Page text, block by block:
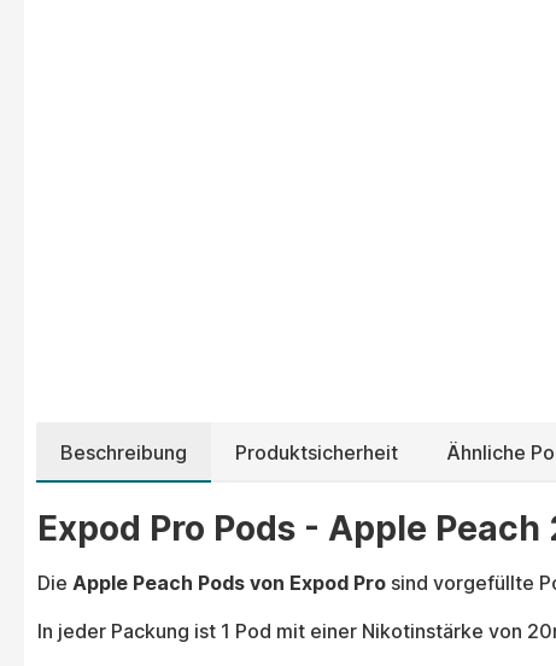
Beschreibung Produktsicherheit Ähnliche
Expod Pro Pods - Apple
Die Apple Peach Pods von Expod Pro sind vorgefüllte
In jeder Packung ist 1 Pod mit einer Nikotinstärke von